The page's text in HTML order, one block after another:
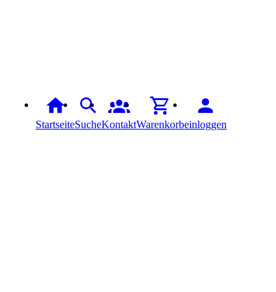
StartseiteSucheKontaktWarenkorbeinloggen